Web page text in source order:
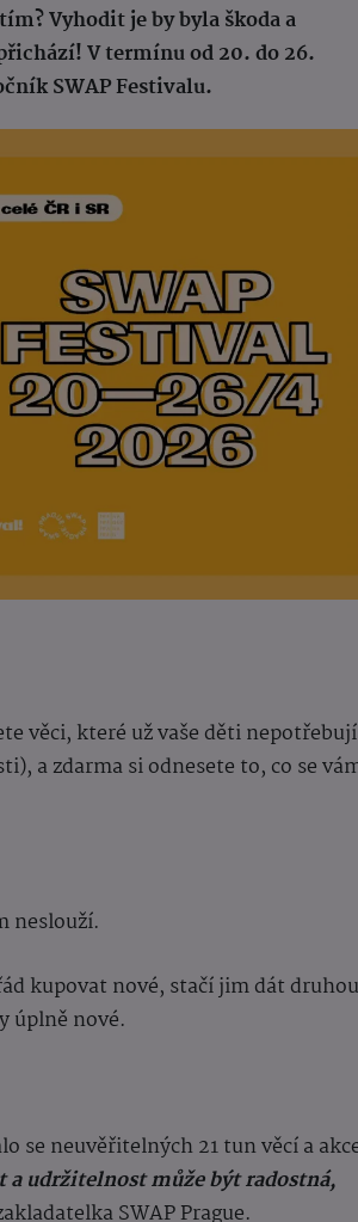
Vyhodit je by byla škoda a
V termínu od 20. do 26.
SWAP Festivalu.
věci, které už vaše děti nepotřebují
a zdarma si odnesete to, co se
neslouží.
kupovat nové, stačí jim dát druhou
úplně nové.
se neuvěřitelných 21 tun věcí a
a udržitelnost může být radostná,
SWAP Prague.